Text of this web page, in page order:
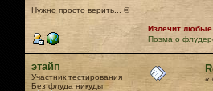
Нужно просто верить... ©
Излечит любые
Поэма о
этайп
Участник тестирования
Без флуда никуды
«